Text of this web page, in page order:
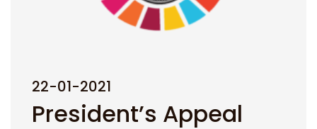
22-01-2021
President’s Appeal